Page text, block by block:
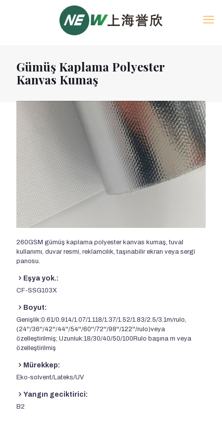
Gümüş Kaplama Polyester
Kanvas Kumaş
260GSM gümüş kaplama polyester kanvas kumaş, tuval
kullanımı, duvar resmi, reklamcılık, taşınabilir ekran veya sergi
panosu.
Eşya yok.:
CF-SSG103X
Boyut:
Genişlik:0.61/0.914/1.07/1.118/1.37/1.52/1.83/2.5/3.1m/rulo,
(24''/36''/42''/44''/54''/60''/72''/98''/122''/rulo)veya
özelleştirilmiş; Uzunluk:18/30/40/50/100Rulo başına m veya
özelleştirilmiş
Mürekkep:
Eko-solvent/Lateks/UV
Yangın geciktirici:
B2